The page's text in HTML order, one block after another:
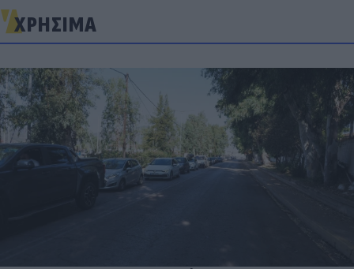
ΧΡΗΣΙΜΑ